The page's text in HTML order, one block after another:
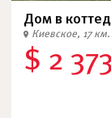
Дом в
Киевское, 17 км.
$ 2